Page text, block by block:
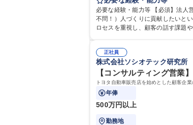
組み合わせたプログラムを開発・実施【入社後の流れ】入
けの研修企画営業
必要な経験・能力等 【必須】法人
不問！）人づくりに貢献したいという想いは共通しています。 【魅力】日本の大手企業の人材に
ロセスを重視し、顧客の話す課題
正社員
株式会社ソシオテック研究所
【コンサルティング営業
トヨタ自動車販売店を始めとした顧客企
年俸
500万円以上
勤務地